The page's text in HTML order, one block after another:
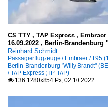
CS-TTY , TAP Express , Embraer
16.09.2022 , Berlin-Brandenburg
Reinhard Schmidt
Passagierflugzeuge / Embraer / 195
Berlin-Brandenburg "Willy Brandt"
/ TAP Express (TP-TAP)
 136 1280x854 Px, 02.10.2022